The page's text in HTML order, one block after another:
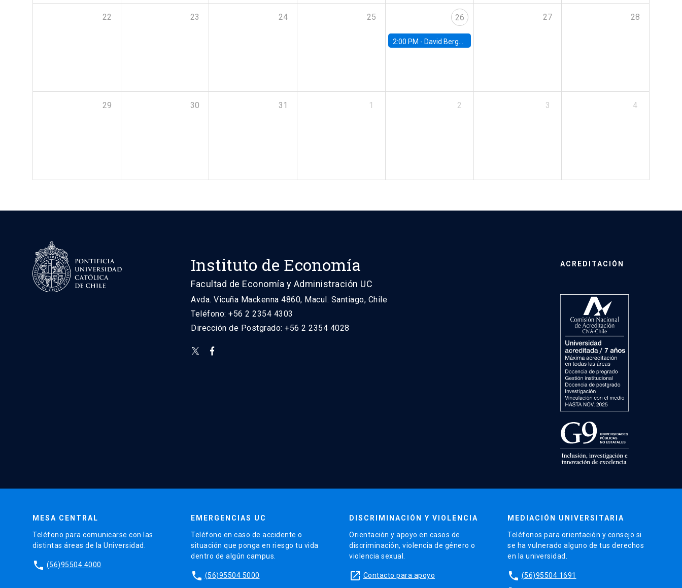
22 23 24 25 26
2:00 PM - David Berger, Duke
27 28
29 30 31 1 2 3 4
Instituto de Economía
Facultad de Economía y Administración UC
Avda. Vicuña Mackenna 4860, Macul. Santiago, Chile
Teléfono: +56 2 2354 4303
Dirección de Postgrado: +56 2 2354 4028
ACREDITACIÓN
MESA CENTRAL
Teléfono para comunicarse con las
distintas áreas de la Universidad.
phone (56)95504 4000
EMERGENCIAS UC
Teléfono en caso de accidente o
situación que ponga en riesgo tu vida
dentro de algún campus.
phone (56)95504 5000
DISCRIMINACIÓN Y VIOLENCIA
Orientación y apoyo en casos de
discriminación, violencia de género o
violencia sexual.
launch Contacto para apoyo
MEDIACIÓN UNIVERSITARIA
Teléfonos para orientación y consejo si
se ha vulnerado alguno de tus derechos
en la universidad.
phone (56)95504 1691